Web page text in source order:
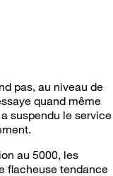
pas, au niveau de
quand même
suspendu le service
au 5000, les
flacheuse tendance